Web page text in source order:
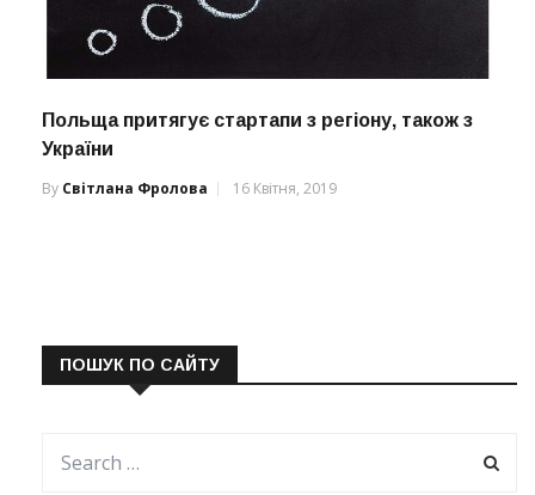
Польща притягує стартапи з регіону, також з
України
By Світлана Фролова 16 Квітня, 2019
ПОШУК ПО САЙТУ